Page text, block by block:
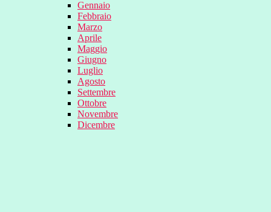
Gennaio
Febbraio
Marzo
Aprile
Maggio
Giugno
Luglio
Agosto
Settembre
Ottobre
Novembre
Dicembre